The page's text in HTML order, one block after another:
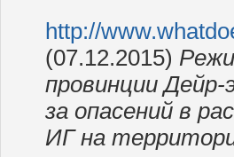
http://
(07.12.2015)
провинции
за опасений в
ИГ на